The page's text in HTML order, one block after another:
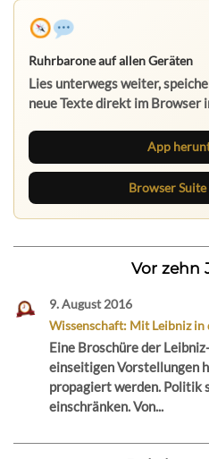
Ruhrbarone auf allen Geräten
Lies unterwegs weiter,
neue Texte direkt im Browser
App
Browser
Vor zehn
9. August 2016
Wissenschaft: Mit Leibniz
Eine Broschüre der
einseitigen Vorstellungen
propagiert werden. Politik
einschränken. Von...